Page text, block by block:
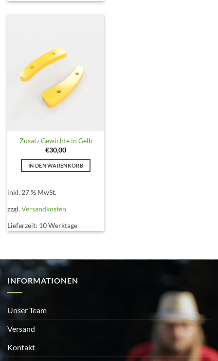
Zusatz Gewichte in Gelb
€30,00
IN DEN WARENKORB
inkl. 27 % MwSt.
zzgl.Versandkosten
Lieferzeit: 10 Werktage
INFORMATIONEN
Unser Team
Versand
Kontakt